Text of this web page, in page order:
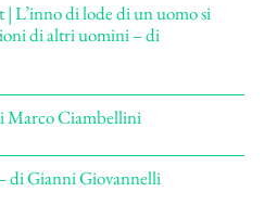
L’inno di lode di un uomo si
di altri uomini – di
Marco Ciambellini
di Gianni Giovannelli